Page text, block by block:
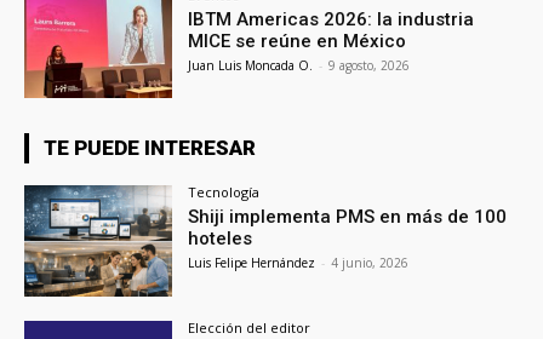
IBTM Americas 2026: la industria
MICE se reúne en México
Juan Luis Moncada O. - 9 agosto, 2026
TE PUEDE INTERESAR
Tecnología
Shiji implementa PMS en más de 100
hoteles
Luis Felipe Hernández - 4 junio, 2026
Elección del editor